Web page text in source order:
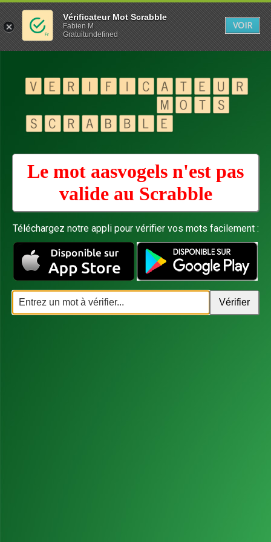
Le mot aasvogels n'est pas
valide au Scrabble
Téléchargez notre appli pour vérifier vos mots facilement :
Vérificateur Mot Scrabble
Fabien M
Gratuitundefined
VOIR